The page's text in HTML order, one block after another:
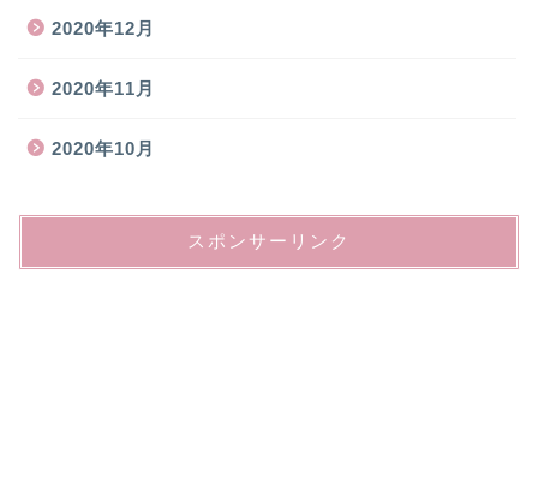
2020年12月
2020年11月
2020年10月
スポンサーリンク